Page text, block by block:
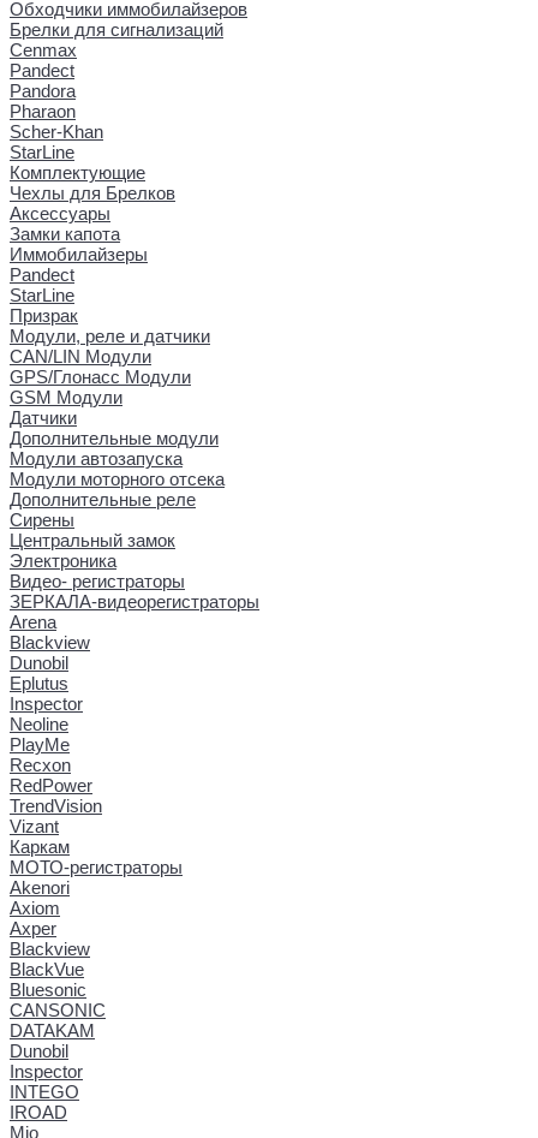
Обходчики иммобилайзеров
Брелки для сигнализаций
Cenmax
Pandect
Pandora
Pharaon
Scher-Khan
StarLine
Комплектующие
Чехлы для Брелков
Аксессуары
Замки капота
Иммобилайзеры
Pandect
StarLine
Призрак
Модули, реле и датчики
CAN/LIN Модули
GPS/Глонасс Модули
GSM Модули
Датчики
Дополнительные модули
Модули автозапуска
Модули моторного отсека
Дополнительные реле
Сирены
Центральный замок
Электроника
Видео- регистраторы
ЗЕРКАЛА-видеорегистраторы
Arena
Blackview
Dunobil
Eplutus
Inspector
Neoline
PlayMe
Recxon
RedPower
TrendVision
Vizant
Каркам
МОТО-регистраторы
Akenori
Axiom
Axper
Blackview
BlackVue
Bluesonic
CANSONIC
DATAKAM
Dunobil
Inspector
INTEGO
IROAD
Mio